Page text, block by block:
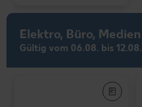
Elektro, Büro, Medien
Gültig vom 06.08. bis 12.08.